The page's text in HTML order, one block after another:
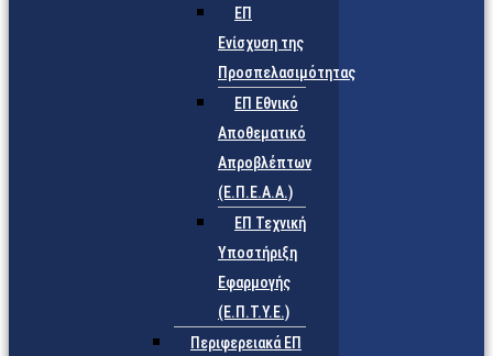
ΕΠ
Ενίσχυση της
Προσπελασιμότητας
ΕΠ Εθνικό
Αποθεματικό
Απροβλέπτων
(Ε.Π.Ε.Α.Α.)
ΕΠ Τεχνική
Υποστήριξη
Εφαρμογής
(Ε.Π.Τ.Υ.Ε.)
Περιφερειακά ΕΠ